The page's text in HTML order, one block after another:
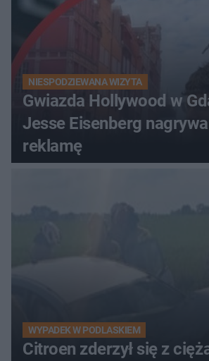
NIESPODZIEWANA WIZYTA
Gwiazda Hollywood w
Jesse Eisenberg
reklamę
WYPADEK W PODLASKIEM
Citroen zderzył się z